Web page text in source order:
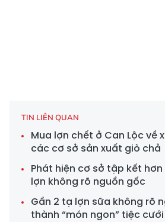
TIN LIÊN QUAN
Mua lợn chết ở Can Lộc về
các cơ sở sản xuất giò chả
Phát hiện cơ sở tập kết
lợn không rõ nguồn gốc
Gần 2 tạ lợn sữa không rõ
thành “món ngon” tiệc cưới